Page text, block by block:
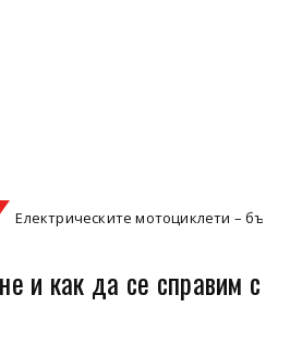
мотоциклети – бъдещето на
и как да се справим с